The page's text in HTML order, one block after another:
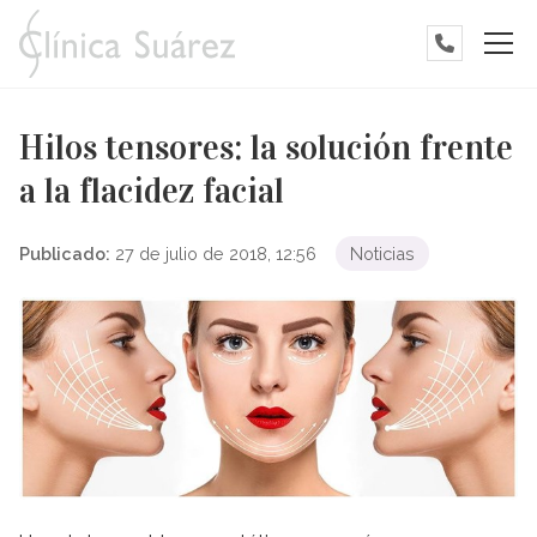
Hilos tensores: la solución frente
a la flacidez facial
Publicado: 27 de julio de 2018, 12:56 Noticias